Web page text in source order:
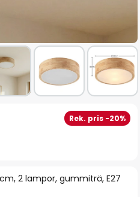
2 lampor, gummiträ, E27
Rek. pris -20%